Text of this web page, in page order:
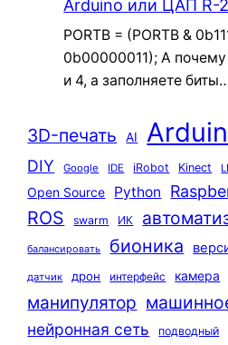
Arduino или ЦАП R-
PORTB = (PORTB &
0b00000011); А
и 4, а заполняете
3D-печать AI
DIY Google IDE iRobot Kinect
Open Source Python
ROS swarm ИК
балансировать бионика
датчик дрон интерфейс камера
манипулятор
нейронная сеть подводный